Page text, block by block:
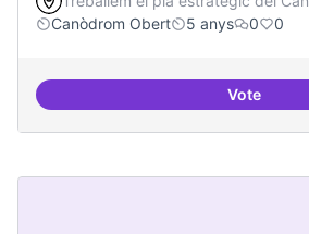
Canòdrom Obert
5 anys 0 0
VoteCultura